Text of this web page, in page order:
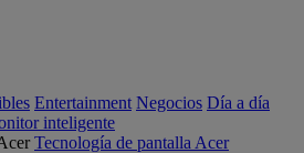
Entertainment Negocios Día a día
inteligente
Tecnología de pantalla Acer